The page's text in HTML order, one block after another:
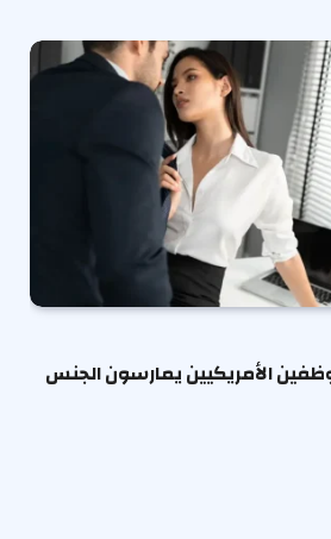
الأمريكيين يمارسون الجنس